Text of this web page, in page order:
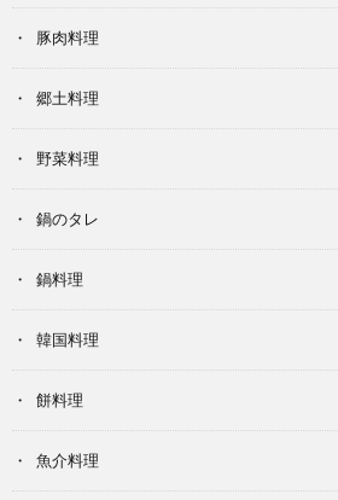
豚肉料理
郷土料理
野菜料理
鍋のタレ
鍋料理
韓国料理
餅料理
魚介料理